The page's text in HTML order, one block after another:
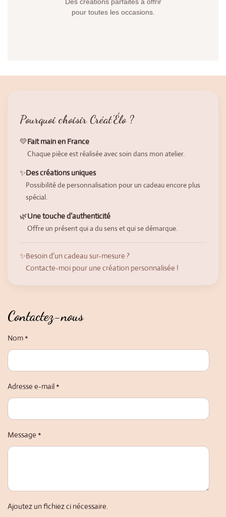
pour toutes les occasions.
Pourquoi choisir Créat’Élo ?
💛Fait main en France
Chaque pièce est réalisée avec soin dans mon atelier.
✨Des créations uniques
Possibilité de personnalisation pour un cadeau encore plus
spécial.
🌿Une touche d’authenticité
Offre un présent qui a du sens et qui se démarque.
✨Besoin d’un cadeau sur-mesure ?
Contacte-moi pour une création personnalisée !
Contactez-nous
Nom *
Adresse e-mail *
Message *
Ajoutez un fichiez ci nécessaire.